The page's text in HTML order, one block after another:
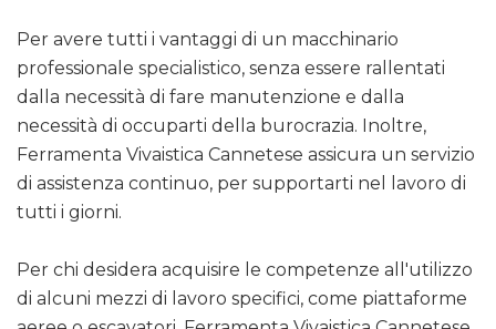
Per avere tutti i vantaggi di un macchinario
professionale specialistico, senza essere rallentati
dalla necessità di fare manutenzione e dalla
necessità di occuparti della burocrazia. Inoltre,
Ferramenta Vivaistica Cannetese assicura un servizio
di assistenza continuo, per supportarti nel lavoro di
tutti i giorni.
Per chi desidera acquisire le competenze all'utilizzo
di alcuni mezzi di lavoro specifici, come piattaforme